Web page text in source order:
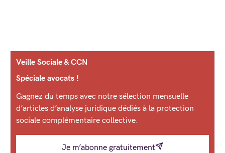
Veille Sociale & CCN
Spéciale avocats !
Gagnez du temps avec notre sélection mensuelle
d’articles d’analyse juridique dédiés à la protection
sociale complémentaire collective.
Je m’abonne gratuitement